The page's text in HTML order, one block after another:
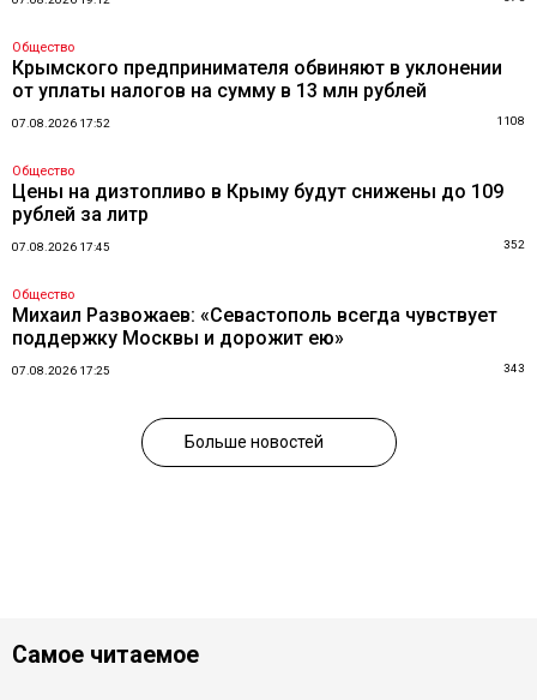
Общество
Крымского предпринимателя обвиняют в уклонении
от уплаты налогов на сумму в 13 млн рублей
07.08.2026 17:52 1108
Общество
Цены на дизтопливо в Крыму будут снижены до 109
рублей за литр
07.08.2026 17:45 352
Общество
Михаил Развожаев: «Севастополь всегда чувствует
поддержку Москвы и дорожит ею»
07.08.2026 17:25 343
Больше новостей
Самое читаемое